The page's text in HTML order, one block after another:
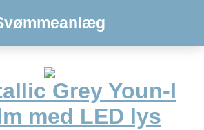
Grey Youn-I
med LED lys